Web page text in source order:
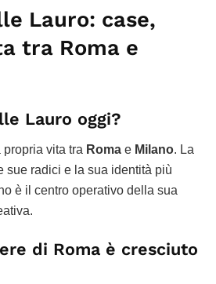
Lauro: case,
tra Roma e
Lauro oggi?
vita tra Roma e Milano. La
sue radici e la sua identità più
è il centro operativo della sua
di Roma è cresciuto